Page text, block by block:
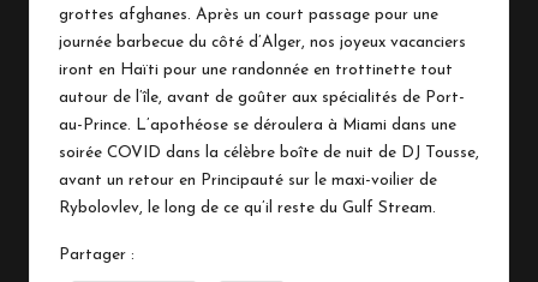
grottes afghanes. Après un court passage pour une
journée barbecue du côté d’Alger, nos joyeux vacanciers
iront en Haïti pour une randonnée en trottinette tout
autour de l’île, avant de goûter aux spécialités de Port-
au-Prince. L’apothéose se déroulera à Miami dans une
soirée COVID dans la célèbre boîte de nuit de DJ Tousse,
avant un retour en Principauté sur le maxi-voilier de
Rybolovlev, le long de ce qu’il reste du Gulf Stream.
Partager :